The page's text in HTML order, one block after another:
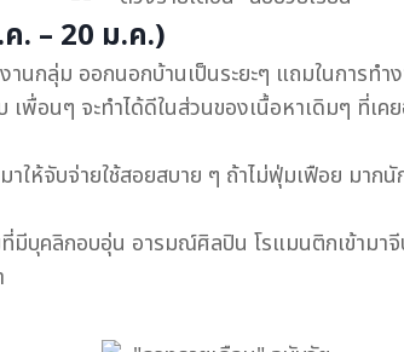
. – 20 ม.ค.)
านกลุ่ม ออกนอกบ้านเป็นระยะๆ แถมในการท
พื่อนๆ จะทำได้ดีในส่วนของเนื้อหาเดิมๆ ที่เค
าให้จับจ่ายใช้สอยสบาย ๆ ถ้าไม่ฟุ่มเฟือย มาก
มีบุคลิกอบอุ่น อารมณ์ศิลปิน โรแมนติกเข้ามา